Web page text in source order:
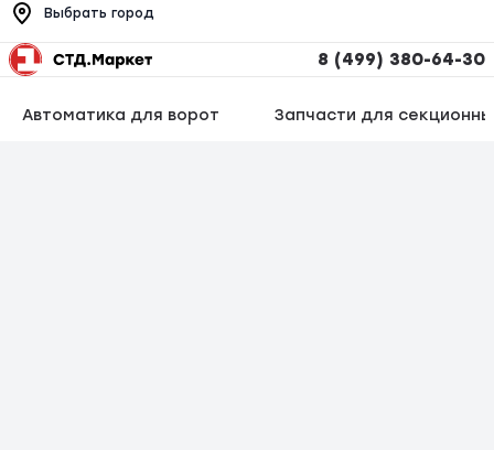
Выбрать город
8 (499) 380-64-30
Автоматика для ворот Запчасти для